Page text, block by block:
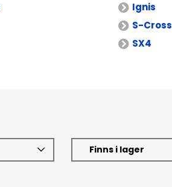
Ignis
S-Cross
SX4
Finns i lager